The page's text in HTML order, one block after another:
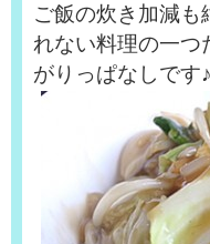
ご飯の炊き加減
れない料理の一
がりっぱなしです♪